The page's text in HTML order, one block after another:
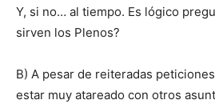
Y, si no… al tiempo. Es lógico
sirven los Plenos?
B) A pesar de reiteradas
estar muy atareado con otros